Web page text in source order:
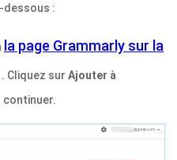
dessous :
la page Grammarly sur la
. Cliquez sur Ajouter à
continuer.